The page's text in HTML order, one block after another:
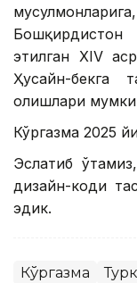
этилган ХIV
Ҳусайн-бекга
олишлари
Кўргазма 2025
Эслатиб
дизайн-коди
эдик.
Кўргазма